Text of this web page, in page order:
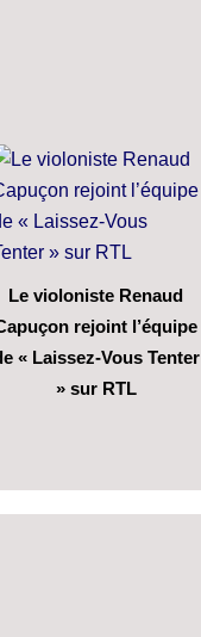
Le violoniste Renaud
rejoint l’équipe
« Laissez-Vous Tenter
» sur RTL